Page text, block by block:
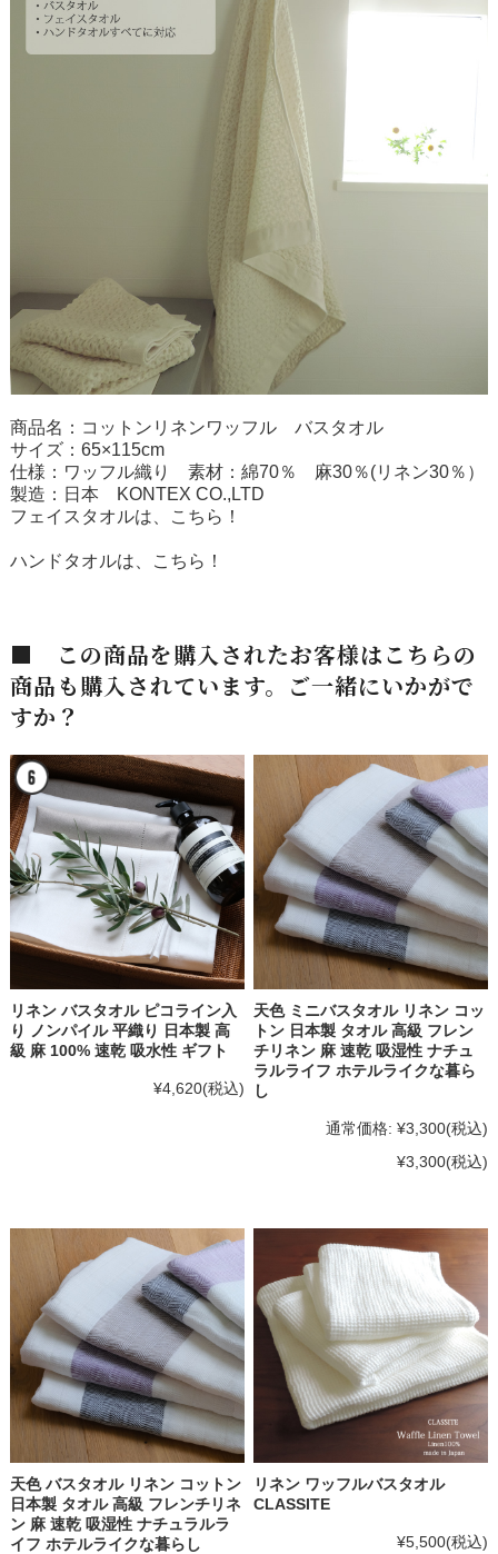
商品名：コットンリネンワッフル バスタオル
サイズ：65×115cm
仕様：ワッフル織り 素材：綿70％ 麻30％(リネン30％）
製造：日本 KONTEX CO.,LTD
フェイスタオルは、こちら！
ハンドタオルは、こちら！
■ この商品を購入されたお客様はこちらの
商品も購入されています。ご一緒にいかがで
すか？
リネン バスタオル ピコライン入
り ノンパイル 平織り 日本製 高
級 麻 100% 速乾 吸水性 ギフト
¥4,620(税込)
天色 ミニバスタオル リネン コッ
トン 日本製 タオル 高級 フレン
チリネン 麻 速乾 吸湿性 ナチュ
ラルライフ ホテルライクな暮ら
し
通常価格: ¥3,300(税込)
¥3,300(税込)
天色 バスタオル リネン コットン
日本製 タオル 高級 フレンチリネ
ン 麻 速乾 吸湿性 ナチュラルラ
イフ ホテルライクな暮らし
リネン ワッフルバスタオル
CLASSITE
¥5,500(税込)